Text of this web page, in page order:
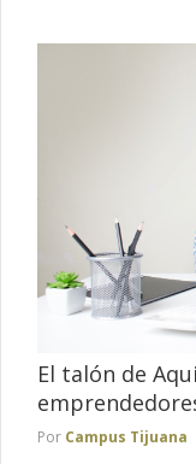
El talón de
Por Campus Tijuana